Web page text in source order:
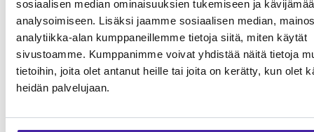
sosiaalisen median ominaisuuksien tukemiseen ja
analysoimiseen. Lisäksi jaamme sosiaalisen median,
analytiikka-alan kumppaneillemme tietoja siitä, miten käytät
sivustoamme. Kumppanimme voivat yhdistää näitä tietoja
tietoihin, joita olet antanut heille tai joita on kerätty, kun olet
heidän palvelujaan.
useita perinnöllisiä alttiuksia, joista omistajan on hyvä tietää.
Erityisesti syöpäriski, lonkka- ja kyynärongelmat sekä
silmäsairaudet ovat rodulla yleisiä.
Sairaus Yleisyys
Tyypilliset Vakavuus
yleinen
€